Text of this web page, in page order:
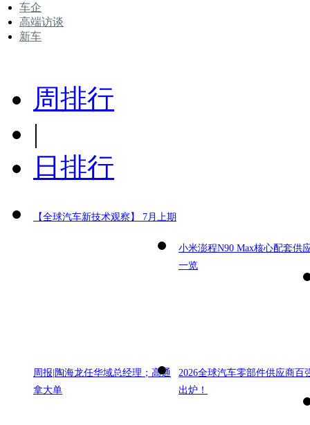
车企
高端访谈
新车
周排行
|
日排行
【全球汽车新技术观察】 7月上期
小米澎程N90 Max核心配套供
一览
周报|陶海龙任华域总经理；高通
拿大单
2026全球汽车零部件供应商百
出炉！